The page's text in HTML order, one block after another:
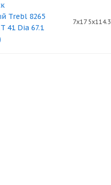
Trebl 8265
41 Dia 67.1
7x17 5x114.3